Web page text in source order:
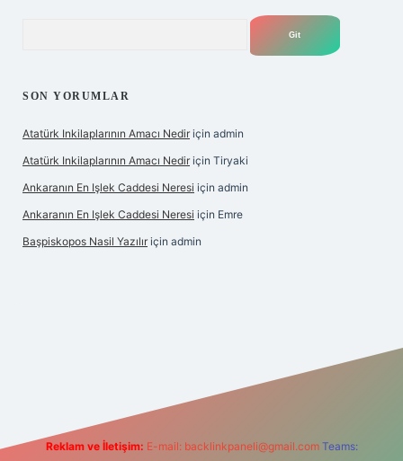
SON YORUMLAR
Atatürk Inkilaplarının Amacı Nedir için admin
Atatürk Inkilaplarının Amacı Nedir için Tiryaki
Ankaranın En Işlek Caddesi Neresi için admin
Ankaranın En Işlek Caddesi Neresi için Emre
Başpiskopos Nasil Yazılır için admin
Reklam ve İletişim: E-mail: backlinkpaneli@gmail.com Teams: